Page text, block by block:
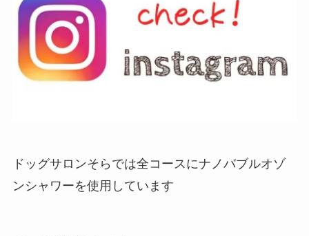
ドッグサロンそらでは全コースにナノバブルオゾ
ンシャワーを使用しています